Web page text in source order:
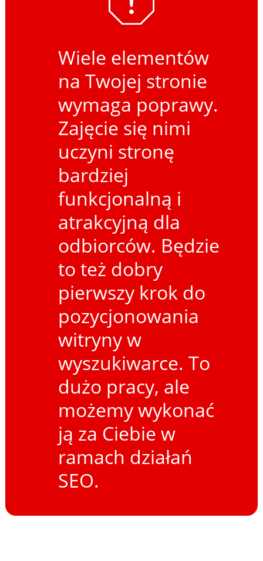
Wiele elementów
na Twojej stronie
wymaga poprawy.
Zajęcie się nimi
uczyni stronę
bardziej
funkcjonalną i
atrakcyjną dla
odbiorców. Będzie
to też dobry
pierwszy krok do
pozycjonowania
witryny w
wyszukiwarce. To
dużo pracy, ale
możemy wykonać
ją za Ciebie w
ramach działań
SEO.